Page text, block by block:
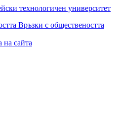
Връзки с обществеността
на сайта